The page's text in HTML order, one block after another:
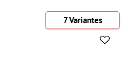
7 Variantes